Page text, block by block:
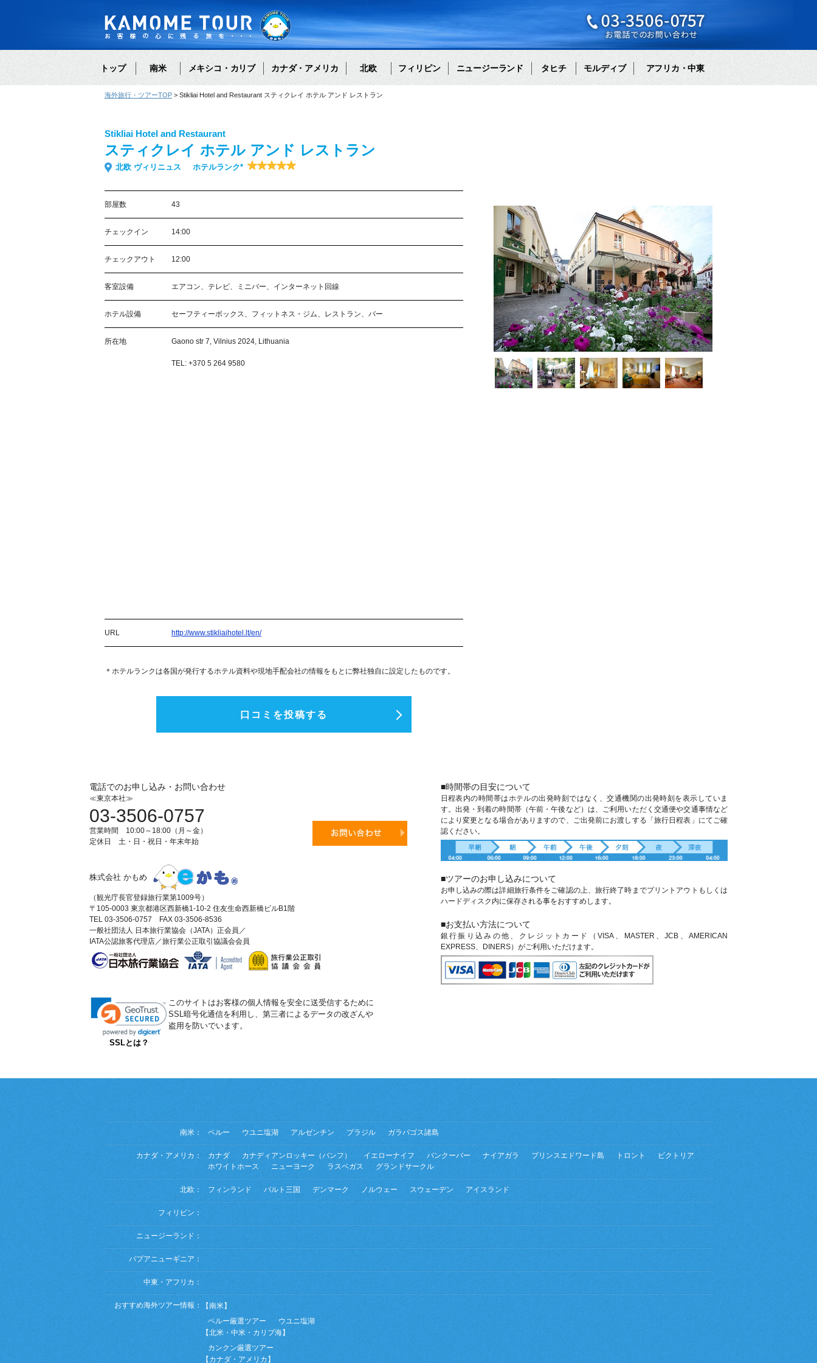
トップ 南米 メキシコ・カリブ カナダ・アメリカ 北欧 フィリピン ニュージーランド タヒチ モルディブ アフリカ・中東
海外旅行・ツアーTOP Stikliai Hotel and Restaurant スティクレイ ホテル アンド レストラン
Stikliai Hotel and Restaurant
スティクレイ ホテル アンド レストラン
北欧 ヴィリニュス ホテルランク*
部屋数 43
チェックイン 14:00
チェックアウト 12:00
客室設備 エアコン、テレビ、ミニバー、インターネット回線
ホテル設備 セーフティーボックス、フィットネス・ジム、レストラン、バー
所在地 Gaono str 7, Vilnius 2024, Lithuania
TEL: +370 5 264 9580
URL http://www.stikliaihotel.lt/en/
＊ホテルランクは各国が発行するホテル資料や現地手配会社の情報をもとに弊社独自に設定したものです。
口コミを投稿する
電話でのお申し込み・お問い合わせ
≪東京本社≫
03-3506-0757
営業時間 10:00～18:00（月～金）
定休日 土・日・祝日・年末年始
株式会社 かもめ
（観光庁長官登録旅行業第1009号）
〒105-0003 東京都港区西新橋1-10-2 住友生命西新橋ビルB1階
TEL 03-3506-0757 FAX 03-3506-8536
一般社団法人 日本旅行業協会（JATA）正会員／
IATA公認旅客代理店／旅行業公正取引協議会会員
■時間帯の目安について
日程表内の時間帯はホテルの出発時刻ではなく、交通機関の出発時刻を表示していま
す。出発・到着の時間帯（午前・午後など）は、ご利用いただく交通便や交通事情など
により変更となる場合がありますので、ご出発前にお渡しする「旅行日程表」にてご確
認ください。
■ツアーのお申し込みについて
お申し込みの際は詳細旅行条件をご確認の上、旅行終了時までプリントアウトもしくは
ハードディスク内に保存される事をおすすめします。
■お支払い方法について
銀行振り込みの他、クレジットカード（VISA、MASTER、JCB、AMERICAN
EXPRESS、DINERS）がご利用いただけます。
SSLとは？
このサイトはお客様の個人情報を安全に送受信するために
SSL暗号化通信を利用し、第三者によるデータの改ざんや
盗用を防いでいます。
南米： ペルー ウユニ塩湖 アルゼンチン ブラジル ガラパゴス諸島
カナダ・アメリカ： カナダ カナディアンロッキー（バンフ） イエローナイフ バンクーバー ナイアガラ プリンスエドワード島 トロント
ビクトリア
ホワイトホース
ニューヨーク ラスベガス グランドサークル
北欧： フィンランド バルト三国 デンマーク ノルウェー スウェーデン アイスランド
フィリピン：
ニュージーランド：
パプアニューギニア：
中東・アフリカ：
おすすめ海外ツアー情報：
【南米】
ペルー厳選ツアー
ウユニ塩湖
【北米・中米・カリブ海】
カンクン厳選ツアー
【カナダ・アメリカ】